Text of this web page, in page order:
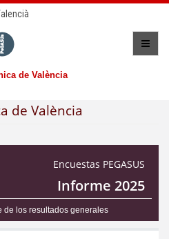
de València
de València
Encuestas PEGASUS
Informe 2025
de los resultados generales